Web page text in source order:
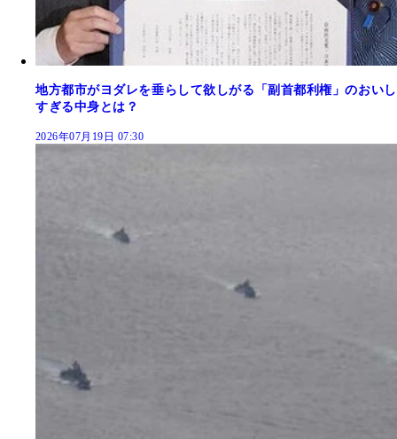
地方都市がヨダレを垂らして欲しがる「副首都利権」のおいし
すぎる中身とは？
2026年07月19日 07:30